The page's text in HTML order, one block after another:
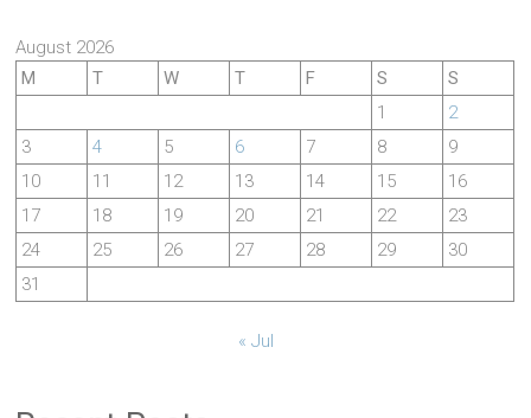
August 2026
M
T W T F S
S
1
2
3
4 5 6 7 8
9
10
11 12 13 14 15
16
17
18 19 20 21 22
23
24
25 26 27 28 29
30
31
« Jul